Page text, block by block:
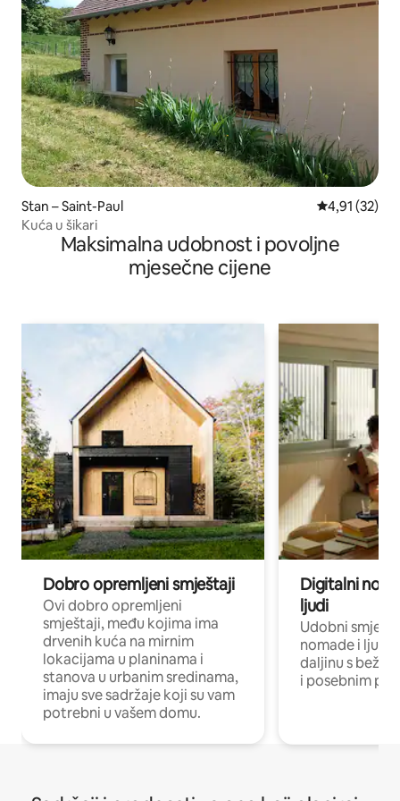
Stan – Saint-Paul Prosječna
4,91 (32)
Kuća u šikari
Maksimalna udobnost i povoljne
mjesečne cijene
Dobro opremljeni smještaji
Ovi dobro opremljeni
smještaji, među kojima ima
drvenih kuća na mirnim
lokacijama u planinama i
stanova u urbanim sredinama,
imaju sve sadržaje koji su vam
potrebni u vašem domu.
Digitalni
ljudi
Udobni
nomade i ljude
daljinu s
i posebnim